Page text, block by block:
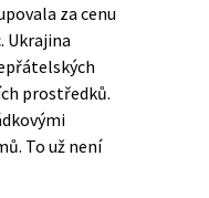
za cenu
Ukrajina
prostředků.
To už není